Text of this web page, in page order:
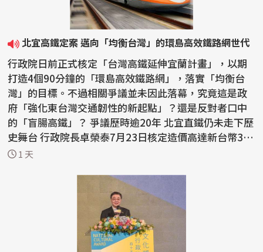
北宜高鐵定案 邁向「均衡台灣」的環島高效鐵路網世代
行政院日前正式核定「台灣高鐵延伸宜蘭計畫」，以期
打造4個90分鐘的「環島高效鐵路網」，落實「均衡台
灣」的目標。不過相關爭議並未因此落幕，究竟這是政
府「強化東台灣交通韌性的新起點」？還是反對者口中
的「盲腸高鐵」？ 爭議歷時逾20年 北宜直鐵仍未走下歷
史舞台 行政院長卓榮泰7月23日核定造價高達新台幣3,
5...1 天